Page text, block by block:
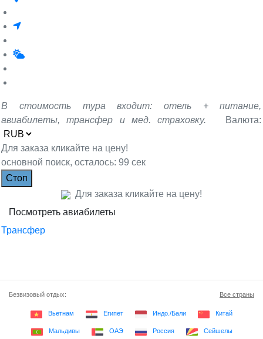
В стоимость тура входит: отель + питание,
авиабилеты, трансфер и мед. страховку.
Валюта:
Для заказа кликайте на цену!
основной поиск, осталось: 99 сек
Для заказа кликайте на цену!
Поcмотреть авиабилеты
Трансфер
Безвизовый отдых: Все страны
Вьетнам Египет Индо./Бали Китай
Мальдивы ОАЭ Россия Сейшелы